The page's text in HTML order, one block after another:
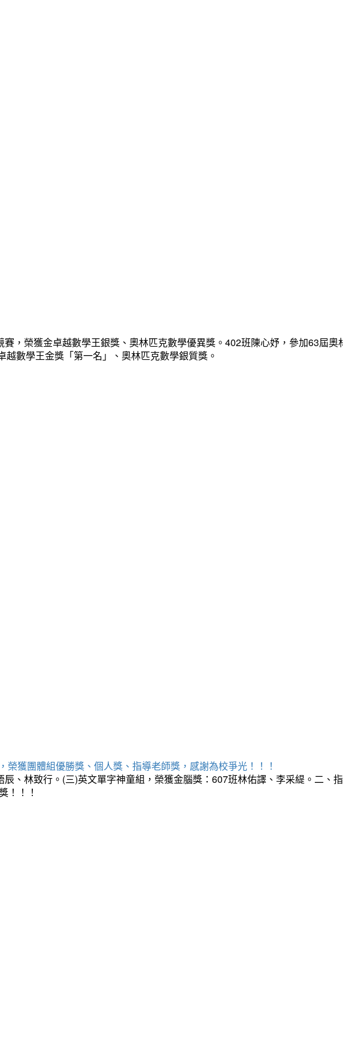
，榮獲金卓越數學王銀獎、奧林匹克數學優異獎。402班陳心妤，參加63屆奧
數學王金獎「第一名」、奧林匹克數學銀質獎。
獲團體組優勝獎、個人獎、指導老師獎，感謝為校爭光！！！
、林致行。(三)英文單字神童組，榮獲金腦獎：607班林佑譯、李采緹。二、指
！！！